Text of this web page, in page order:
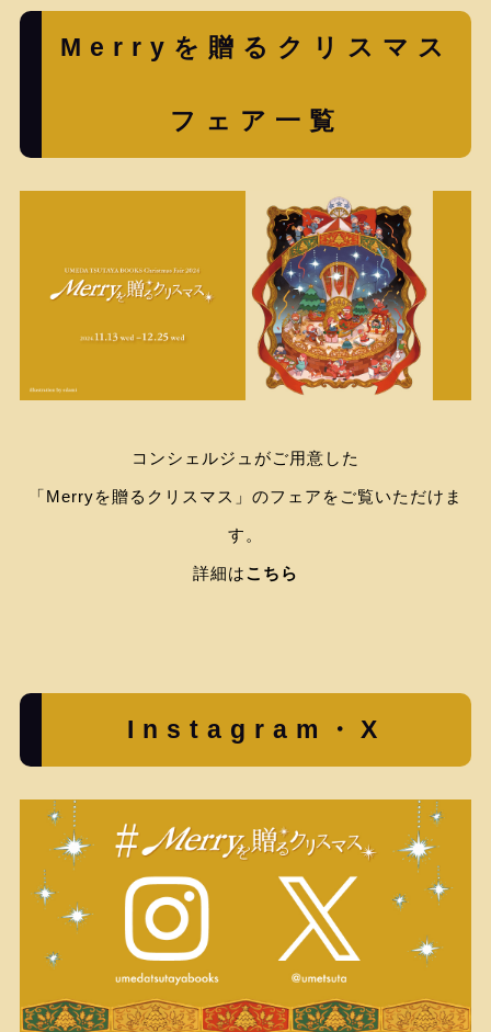
Merryを贈るクリスマス
フェア一覧
コンシェルジュがご用意した
「Merryを贈るクリスマス」のフェアをご覧いただけま
す。
詳細はこちら
Instagram・X